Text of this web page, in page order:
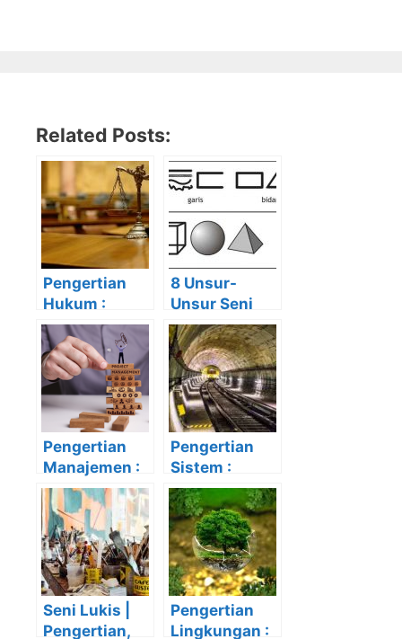
Related Posts:
Pengertian
Hukum :
Karakteristik,
Unsur-Unsur,
Jenis-Jenis
dan
Tujuannya
8 Unsur-
Unsur Seni
Rupa Untuk
Karya Jadi
Lebih
Ekspresif dan
Hidup
Pengertian
Manajemen :
Fungsi,
Unsur-Unsur,
Contoh dan
Jenis-Jenis
Pengertian
Sistem :
Unsur-Unsur,
Elemen, dan
Jenis-
Jenisnya
Seni Lukis |
Pengertian,
Pengertian
Lingkungan :